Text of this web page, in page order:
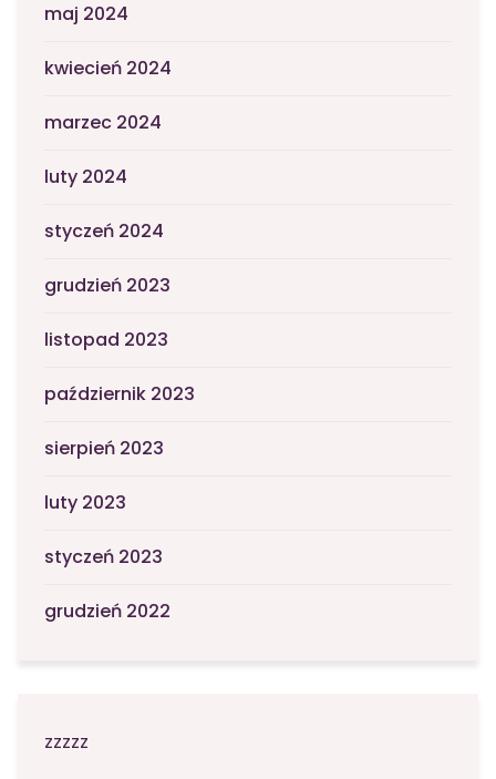
maj 2024
kwiecień 2024
marzec 2024
luty 2024
styczeń 2024
grudzień 2023
listopad 2023
październik 2023
sierpień 2023
luty 2023
styczeń 2023
grudzień 2022
zzzzz